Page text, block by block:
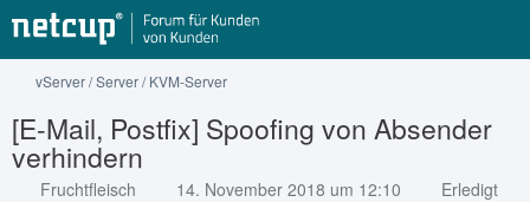
vServer / Server / KVM-Server
[E-Mail, Postfix] Spoofing von Absender
verhindern
Fruchtfleisch 14. November 2018 um 12:10 Erledigt